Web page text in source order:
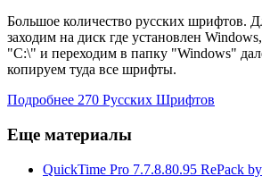
Большое количество русских шрифтов.
заходим на диск где установлен
"C:\" и переходим в папку "Windows"
копируем туда все шрифты.
Подробнее 270 Русских Шрифтов
Еще материалы
QuickTime Pro 7.7.8.80.95 RePack